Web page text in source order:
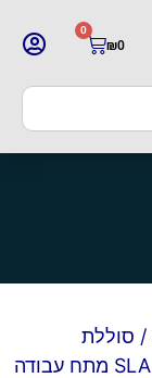
₪0
0
/ סוללת
/ מצבר עופרת SLA מתח עבודה